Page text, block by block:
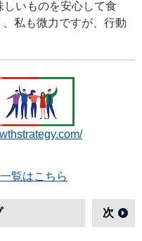
いものを安心して食
私も微力ですが、行動
覧はこちら
次